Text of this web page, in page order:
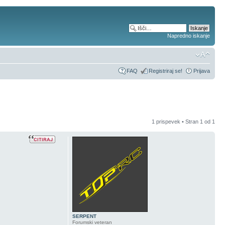
Napredno iskanje
FAQ Registriraj se! Prijava
1 prispevek • Stran 1 od 1
SERPENT
Forumski veteran